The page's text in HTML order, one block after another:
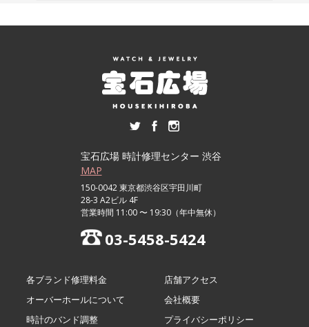
宝石広場 時計修理センター 渋谷
MAP
150-0042 東京都渋谷区宇田川町
28-3 A2ビル 4F
営業時間 11:00 〜 19:30（年中無休）
03-5458-5424
各ブランド修理料金
オーバーホールについて
時計のバンド調整
店舗アクセス
会社概要
プライバシーポリシー